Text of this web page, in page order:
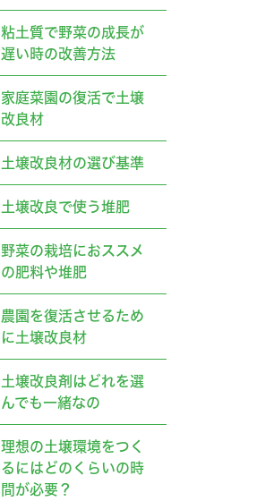
粘土質で野菜の成長が
遅い時の改善方法
家庭菜園の復活で土壌
改良材
土壌改良材の選び基準
土壌改良で使う堆肥
野菜の栽培におススメ
の肥料や堆肥
農園を復活させるため
に土壌改良材
土壌改良剤はどれを選
んでも一緒なの
理想の土壌環境をつく
るにはどのくらいの時
間が必要？